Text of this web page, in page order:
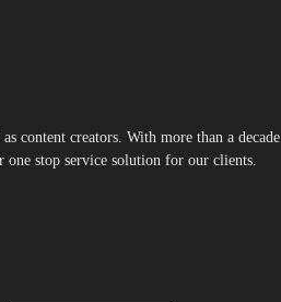
content creators. With more than a decade
stop service solution for our clients.